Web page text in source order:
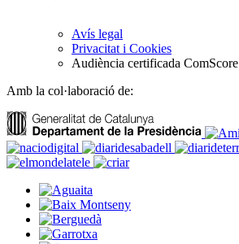
Avís legal
Privacitat i Cookies
Audiència certificada ComScore
Amb la col·laboració de: